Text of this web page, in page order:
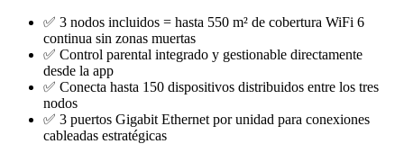
✅ 3 nodos incluidos = hasta 550 m² de cobertura WiFi 6
continua sin zonas muertas
✅ Control parental integrado y gestionable directamente
desde la app
✅ Conecta hasta 150 dispositivos distribuidos entre los tres
nodos
✅ 3 puertos Gigabit Ethernet por unidad para conexiones
cableadas estratégicas